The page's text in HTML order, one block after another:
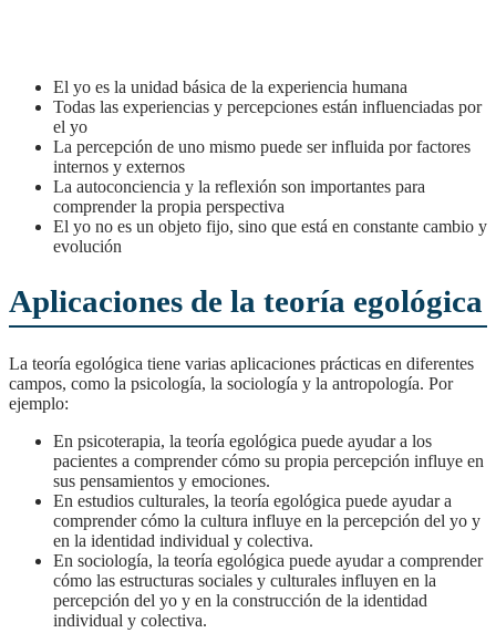
El yo es la unidad básica de la experiencia humana
Todas las experiencias y percepciones están influenciadas por
el yo
La percepción de uno mismo puede ser influida por factores
internos y externos
La autoconciencia y la reflexión son importantes para
comprender la propia perspectiva
El yo no es un objeto fijo, sino que está en constante cambio y
evolución
Aplicaciones de la teoría egológica
La teoría egológica tiene varias aplicaciones prácticas en diferentes
campos, como la psicología, la sociología y la antropología. Por
ejemplo:
En psicoterapia, la teoría egológica puede ayudar a los
pacientes a comprender cómo su propia percepción influye en
sus pensamientos y emociones.
En estudios culturales, la teoría egológica puede ayudar a
comprender cómo la cultura influye en la percepción del yo y
en la identidad individual y colectiva.
En sociología, la teoría egológica puede ayudar a comprender
cómo las estructuras sociales y culturales influyen en la
percepción del yo y en la construcción de la identidad
individual y colectiva.